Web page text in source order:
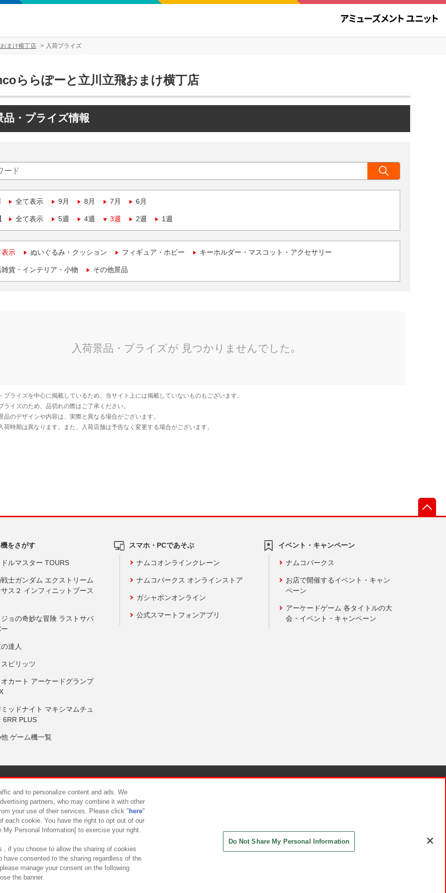
まけ横丁店 入荷プライズ
ららぽーと立川立飛おまけ横丁店
品・プライズ情報
全て表示 9月 8月 7月 6月
全て表示 5週 4週 3週 2週 1週
表示 ぬいぐるみ・クッション フィギュア・ホビー キーホルダー・マスコット・アクセサリー
貨・インテリア・小物 その他景品
をさがす
ルマスター TOURS
士ガンダム エクストリーム
ス２ インフィニットブース
ョの奇妙な冒険 ラストサバ
達人
ピリッツ
カート アーケードグランプ
ッドナイト マキシマムチュ
6RR PLUS
ゲーム機一覧
スマホ・PCであそぶ
ナムコオンラインクレーン
ナムコパークス オンラインストア
ガシャポンオンライン
公式スマートフォンアプリ
イベント・キャンペーン
ナムコパークス
お店で開催するイベント・キャン
ペーン
アーケードゲーム 各タイトルの大
会・イベント・キャンペーン
について カスタマーハラスメント対応方針
and to personalize content and ads. We
partners, who may combine it with other
your use of their services. Please click " here"
each cookie. You have the right to opt out of our
Personal Information] to exercise your right.
, if you choose to allow the sharing of cookies
have consented to the sharing regardless of the
manage your consent on the following
the banner.
Do Not Share My Personal Information